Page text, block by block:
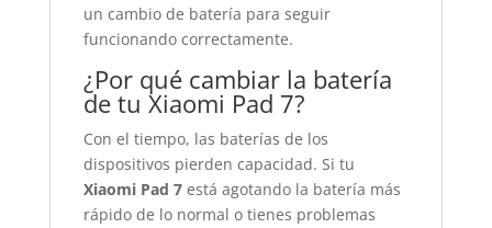
un cambio de batería para seguir
funcionando correctamente.
¿Por qué cambiar la batería
de tu Xiaomi Pad 7?
Con el tiempo, las baterías de los
dispositivos pierden capacidad. Si tu
Xiaomi Pad 7está agotando la batería más
rápido de lo normal o tienes problemas